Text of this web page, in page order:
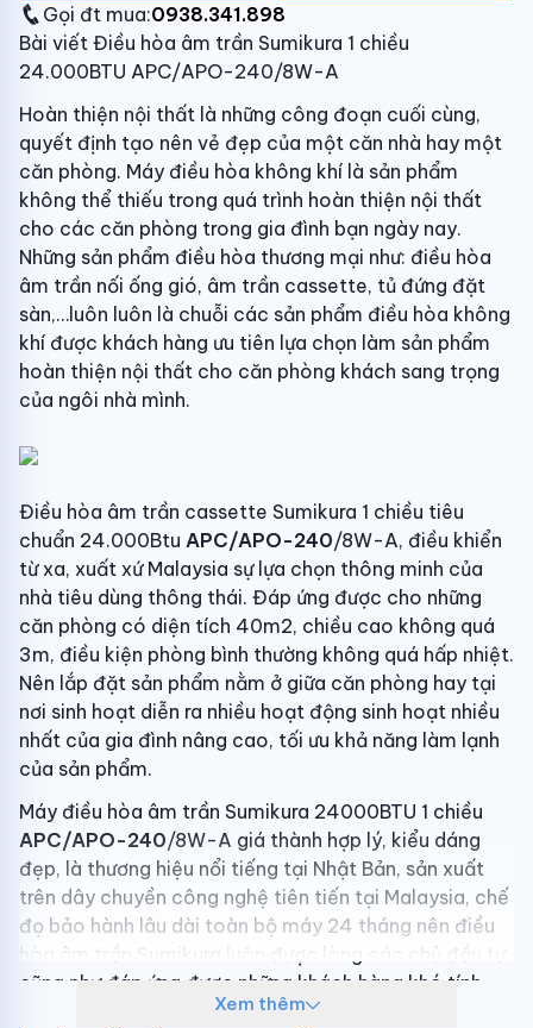
Gọi đt mua:0938.341.898
Bài viết Điều hòa âm trần Sumikura 1 chiều
24.000BTU APC/APO-240/8W-A
Hoàn thiện nội thất là những công đoạn cuối cùng,
quyết định tạo nên vẻ đẹp của một căn nhà hay một
căn phòng. Máy điều hòa không khí là sản phẩm
không thể thiếu trong quá trình hoàn thiện nội thất
cho các căn phòng trong gia đình bạn ngày nay.
Những sản phẩm điều hòa thương mại như: điều hòa
âm trần nối ống gió, âm trần cassette, tủ đứng đặt
sàn,…luôn luôn là chuỗi các sản phẩm điều hòa không
khí được khách hàng ưu tiên lựa chọn làm sản phẩm
hoàn thiện nội thất cho căn phòng khách sang trọng
của ngôi nhà mình.
Điều hòa âm trần cassette Sumikura 1 chiều tiêu
chuẩn 24.000Btu APC/APO-240/8W-A, điều khiển
từ xa, xuất xứ Malaysia sự lựa chọn thông minh của
nhà tiêu dùng thông thái. Đáp ứng được cho những
căn phòng có diện tích 40m2, chiều cao không quá
3m, điều kiện phòng bình thường không quá hấp nhiệt.
Nên lắp đặt sản phẩm nằm ở giữa căn phòng hay tại
nơi sinh hoạt diễn ra nhiều hoạt động sinh hoạt nhiều
nhất của gia đình nâng cao, tối ưu khả năng làm lạnh
của sản phẩm.
Máy điều hòa âm trần Sumikura 24000BTU 1 chiều
APC/APO-240/8W-A giá thành hợp lý, kiểu dáng
đẹp, là thương hiệu nổi tiếng tại Nhật Bản, sản xuất
trên dây chuyền công nghệ tiên tiến tại Malaysia, chế
đọ bảo hành lâu dài toàn bộ máy 24 tháng nên điều
hòa âm trần Sumikura luôn được lòng các chủ đầu tư
cũng như đáp ứng được những khách hàng khó tính
Xem thêm